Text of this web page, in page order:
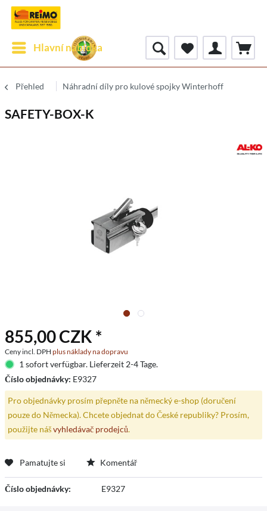
Hlavní nabídka
Přehled Náhradní díly pro kulové spojky Winterhoff
SAFETY-BOX-K
855,00 CZK *
Ceny incl. DPH plus náklady na dopravu
1 sofort verfügbar. Lieferzeit 2-4 Tage.
Číslo objednávky: E9327
Pro objednávky prosím přepněte na německý e-shop (doručení
pouze do Německa). Chcete objednat do České republiky? Prosím,
použijte nášvyhledávač prodejců.
Pamatujte si Komentář
Číslo objednávky: E9327